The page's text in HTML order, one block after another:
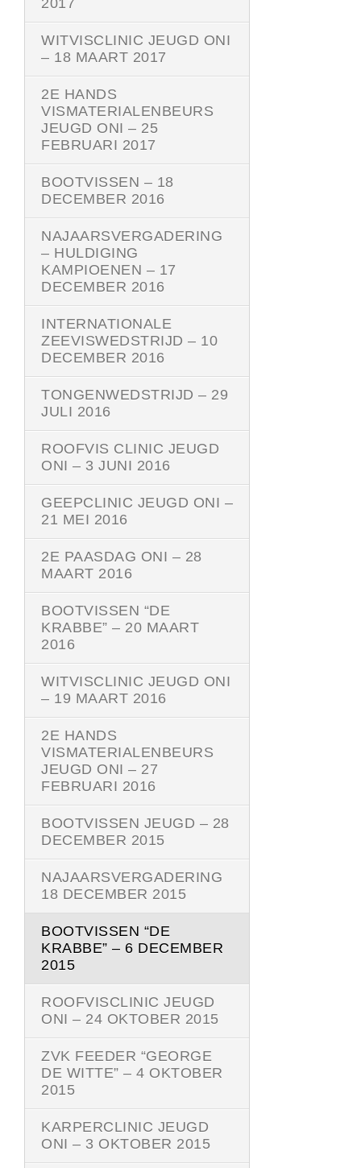
2017
WITVISCLINIC JEUGD ONI
– 18 MAART 2017
2E HANDS
VISMATERIALENBEURS
JEUGD ONI – 25
FEBRUARI 2017
BOOTVISSEN – 18
DECEMBER 2016
NAJAARSVERGADERING
– HULDIGING
KAMPIOENEN – 17
DECEMBER 2016
INTERNATIONALE
ZEEVISWEDSTRIJD – 10
DECEMBER 2016
TONGENWEDSTRIJD – 29
JULI 2016
ROOFVIS CLINIC JEUGD
ONI – 3 JUNI 2016
GEEPCLINIC JEUGD ONI –
21 MEI 2016
2E PAASDAG ONI – 28
MAART 2016
BOOTVISSEN “DE
KRABBE” – 20 MAART
2016
WITVISCLINIC JEUGD ONI
– 19 MAART 2016
2E HANDS
VISMATERIALENBEURS
JEUGD ONI – 27
FEBRUARI 2016
BOOTVISSEN JEUGD – 28
DECEMBER 2015
NAJAARSVERGADERING
18 DECEMBER 2015
BOOTVISSEN “DE
KRABBE” – 6 DECEMBER
2015
ROOFVISCLINIC JEUGD
ONI – 24 OKTOBER 2015
ZVK FEEDER “GEORGE
DE WITTE” – 4 OKTOBER
2015
KARPERCLINIC JEUGD
ONI – 3 OKTOBER 2015